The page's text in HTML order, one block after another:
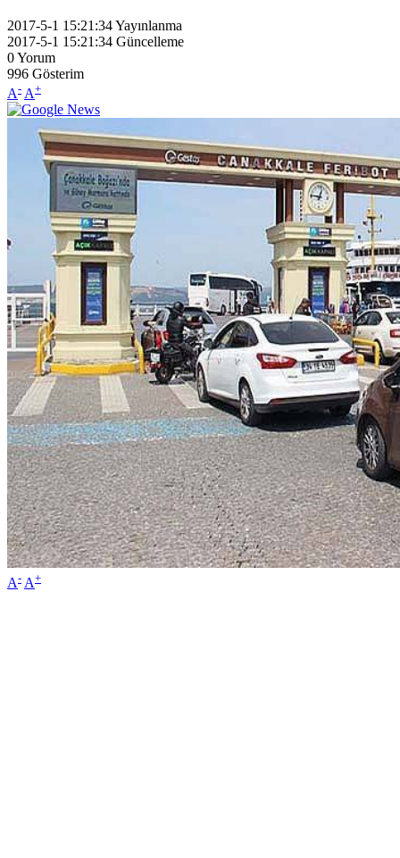
2017-5-1 15:21:34Yayınlanma
2017-5-1 15:21:34 Güncelleme
0Yorum
996 Gösterim
A- A+
A- A+